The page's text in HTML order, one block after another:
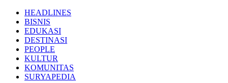
HEADLINES
BISNIS
EDUKASI
DESTINASI
PEOPLE
KULTUR
KOMUNITAS
SURYAPEDIA